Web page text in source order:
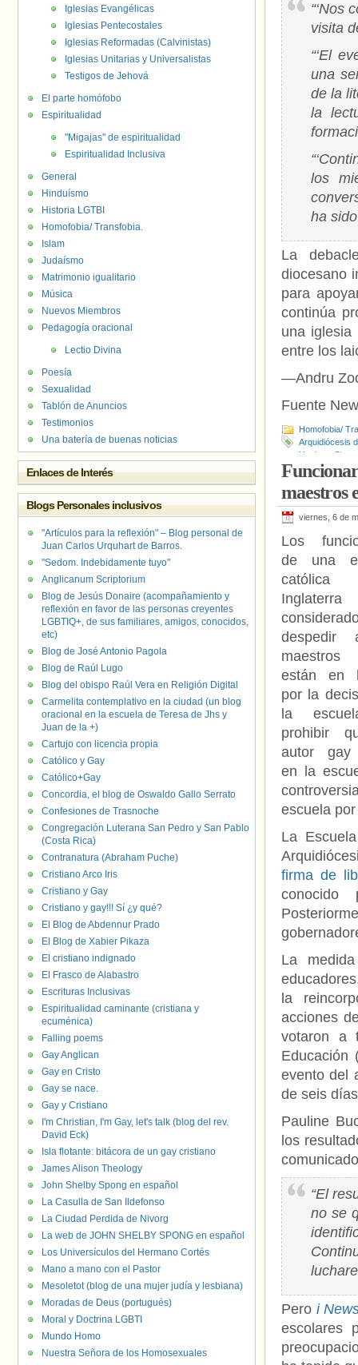
“‘Nos
visita
“‘El
una
de la
la
los
ha
La
diocesano
para
continúa
una iglesia
entre los
—Andru
Fuente
Homofobia/
Arquidiócesis
Hughes
maestros
viernes, 6 de
Los
de una
despedir
están en
por la
la
prohibir
autor gay
en la
escuela
La
firma de
La
la
acciones
votaron a
Educación
evento del
de seis
Pauline
los
“El
no se
Pero i
escolares
Iglesias Evangélicas
Iglesias Pentecostales
Iglesias Reformadas (Calvinistas)
Iglesias Unitarias y Universalistas
Testigos de Jehová
El parte homófobo
Espiritualidad
"Migajas" de espiritualidad
Espiritualidad Inclusiva
General
Hinduísmo
Historia LGTBI
Homofobia/ Transfobia.
Islam
Judaísmo
Matrimonio igualitario
Música
Nuevos Miembros
Pedagogía oracional
Lectio Divina
Poesía
Sexualidad
Tablón de Anuncios
Testimonios
Una batería de buenas noticias
Enlaces de Interés
Blogs Personales inclusivos
"Artículos para la reflexión" – Blog personal de
Juan Carlos Urquhart de Barros.
"Sedom. Indebidamente tuyo"
Anglicanum Scriptorium
Blog de Jesús Donaire (acompañamiento y
reflexión en favor de las personas creyentes
LGBTIQ+, de sus familiares, amigos, conocidos,
etc)
Blog de José Antonio Pagola
Blog de Raúl Lugo
Blog del obispo Raúl Vera en Religión Digital
Carmelita contemplativo en la ciudad (un blog
oracional en la escuela de Teresa de Jhs y
Juan de la +)
Cartujo con licencia propia
Católico y Gay
Católico+Gay
Concordia, el blog de Oswaldo Gallo Serrato
Confesiones de Trasnoche
Congregación Luterana San Pedro y San Pablo
(Costa Rica)
Contranatura (Abraham Puche)
Cristiano Arco Iris
Cristiano y Gay
Cristiano y gay!!! Sí ¿y qué?
El Blog de Abdennur Prado
El Blog de Xabier Pikaza
El cristiano indignado
El Frasco de Alabastro
Escrituras Inclusivas
Espiritualidad caminante (cristiana y
ecuménica)
Falling poems
Gay Anglican
Gay en Cristo
Gay se nace.
Gay y Cristiano
I'm Christian, I'm Gay, let's talk (blog del rev.
David Eck)
Isla flotante: bitácora de un gay cristiano
James Alison Theology
John Shelby Spong en español
La Casulla de San Ildefonso
La Ciudad Perdida de Nivorg
La web de JOHN SHELBY SPONG en español
Los Universículos del Hermano Cortés
Mano a mano con el Pastor
Mesoletot (blog de una mujer judía y lesbiana)
Moradas de Deus (portugués)
Moral y Doctrina LGBTI
Mundo Homo
Nuestra Señora de los Homosexuales